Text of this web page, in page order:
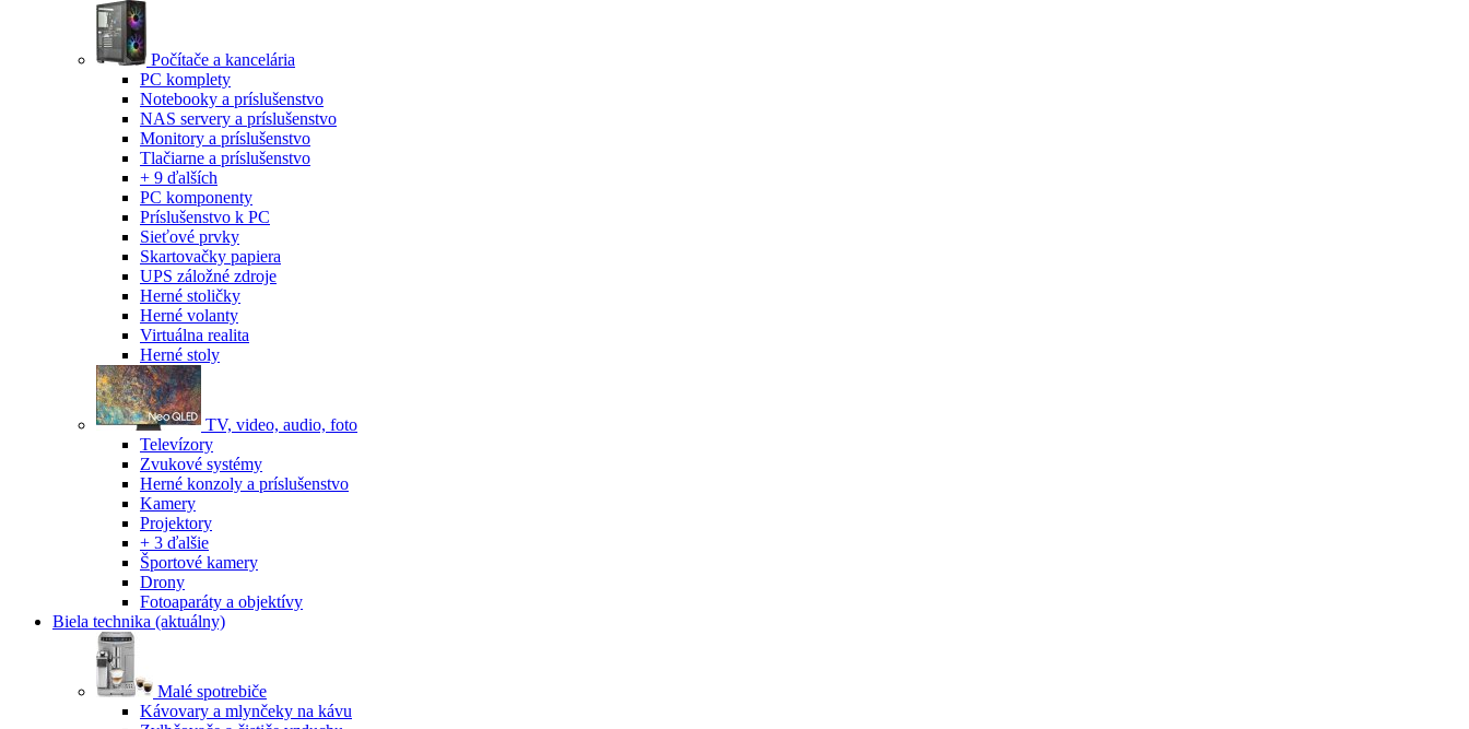
Počítače a kancelária
PC komplety
Notebooky a príslušenstvo
NAS servery a príslušenstvo
Monitory a príslušenstvo
Tlačiarne a príslušenstvo
+ 9 ďalších
PC komponenty
Príslušenstvo k PC
Sieťové prvky
Skartovačky papiera
UPS záložné zdroje
Herné stoličky
Herné volanty
Virtuálna realita
Herné stoly
TV, video, audio, foto
Televízory
Zvukové systémy
Herné konzoly a príslušenstvo
Kamery
Projektory
+ 3 ďalšie
Športové kamery
Drony
Fotoaparáty a objektívy
Biela technika (aktuálny)
Malé spotrebiče
Kávovary a mlynčeky na kávu